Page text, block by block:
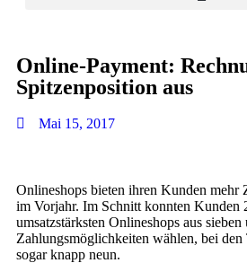
Online-Payment:
Spitzenposition aus
Mai 15, 2017
Onlineshops bieten ihren Kunden mehr
im Vorjahr. Im Schnitt konnten Kunden
umsatzstärksten Onlineshops aus
Zahlungsmöglichkeiten wählen, bei den
sogar knapp neun.